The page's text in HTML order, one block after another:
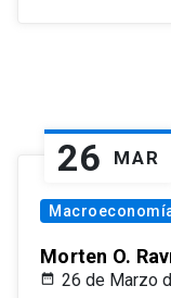
26 MAR
Morten O.
26 de Marzo